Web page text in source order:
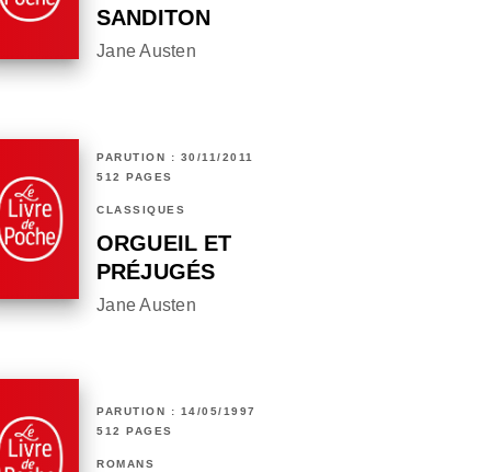
SANDITON
Jane Austen
PARUTION : 30/11/2011
512 PAGES
CLASSIQUES
ORGUEIL ET
PRÉJUGÉS
Jane Austen
PARUTION : 14/05/1997
512 PAGES
ROMANS